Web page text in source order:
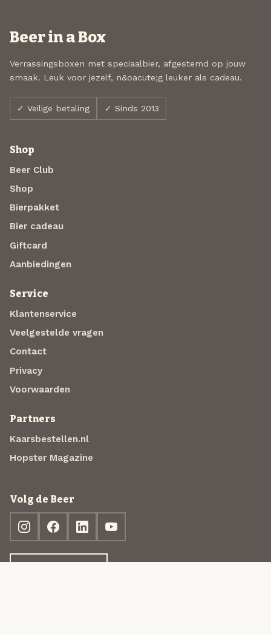
Beer in a Box
Verrassingsboxen met speciaalbier, afgestemd op jouw
smaak. Leuk voor jezelf, n&oacute;g leuker als cadeau.
✓ Veilige betaling ✓ Sinds 2013
Shop
Beer Club
Shop
Bierpakket
Bier cadeau
Giftcard
Aanbiedingen
Service
Klantenservice
Veelgestelde vragen
Contact
Privacy
Voorwaarden
Partners
Kaarsbestellen.nl
Hopster Magazine
Volg de Beer